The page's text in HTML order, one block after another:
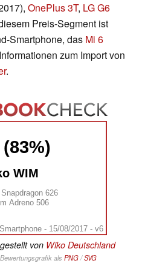
OnePlus 3T, LG G6
Preis-Segment ist
Smartphone, das Mi 6
zum Import von
.
WIM
626
Adreno 506
Smartphone - 15/08/2017 - v6
von Wiko Deutschland
Bewertungsgrafik als PNG/SVG